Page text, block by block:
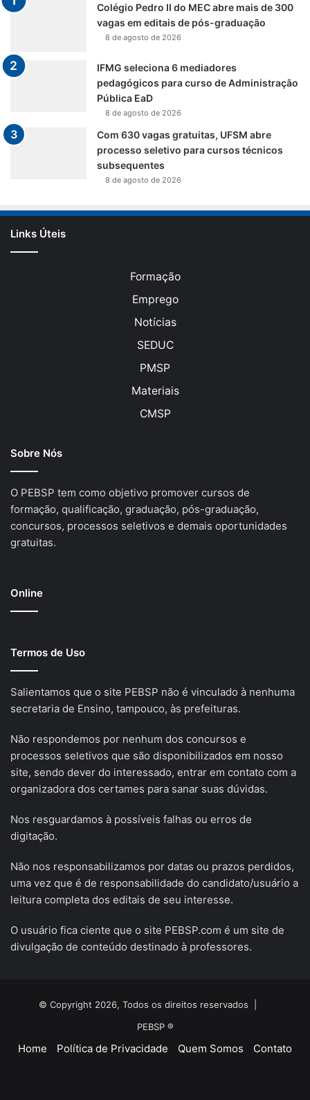
Colégio Pedro II do MEC abre mais de 300
vagas em editais de pós-graduação
8 de agosto de 2026
IFMG seleciona 6 mediadores
pedagógicos para curso de Administração
Pública EaD
8 de agosto de 2026
Com 630 vagas gratuitas, UFSM abre
processo seletivo para cursos técnicos
subsequentes
8 de agosto de 2026
Links Úteis
Formação
Emprego
Notícias
SEDUC
PMSP
Materiais
CMSP
Sobre Nós
O PEBSP tem como objetivo promover cursos de
formação, qualificação, graduação, pós-graduação,
concursos, processos seletivos e demais oportunidades
gratuitas.
Online
Termos de Uso
Salientamos que o site PEBSP não é vinculado à nenhuma
secretaria de Ensino, tampouco, às prefeituras.
Não respondemos por nenhum dos concursos e
processos seletivos que são disponibilizados em nosso
site, sendo dever do interessado, entrar em contato com a
organizadora dos certames para sanar suas dúvidas.
Nos resguardamos à possíveis falhas ou erros de
digitação.
Não nos responsabilizamos por datas ou prazos perdidos,
uma vez que é de responsabilidade do candidato/usuário a
leitura completa dos editais de seu interesse.
O usuário fica ciente que o site PEBSP.com é um site de
divulgação de conteúdo destinado à professores.
© Copyright 2026, Todos os direitos reservados |
PEBSP ®
Home Política de Privacidade Quem Somos Contato